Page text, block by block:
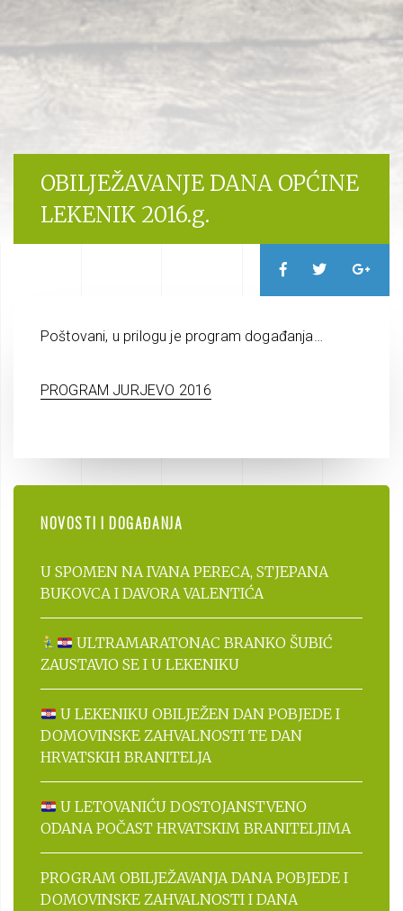
OBILJEŽAVANJE DANA OPĆINE
LEKENIK 2016.g.
Poštovani, u prilogu je program događanja…
PROGRAM JURJEVO 2016
NOVOSTI I DOGAĐANJA
U SPOMEN NA IVANA PERECA, STJEPANA
BUKOVCA I DAVORA VALENTIĆA
ULTRAMARATONAC BRANKO ŠUBIĆ
ZAUSTAVIO SE I U LEKENIKU
U LEKENIKU OBILJEŽEN DAN POBJEDE I
DOMOVINSKE ZAHVALNOSTI TE DAN
HRVATSKIH BRANITELJA
U LETOVANIĆU DOSTOJANSTVENO
ODANA POČAST HRVATSKIM BRANITELJIMA
PROGRAM OBILJEŽAVANJA DANA POBJEDE I
DOMOVINSKE ZAHVALNOSTI I DANA